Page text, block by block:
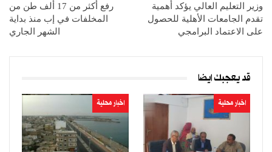
وزير التعليم العالي يؤكد أهمية
تقدم الجامعات الأهلية للحصول
على الاعتماد البرامجي
رفع أكثر من 17 ألف طن من
المخلفات في إب منذ بداية
الشهر الجاري
قد يعجبك ايضا
اخبار محلية اخبار محلية